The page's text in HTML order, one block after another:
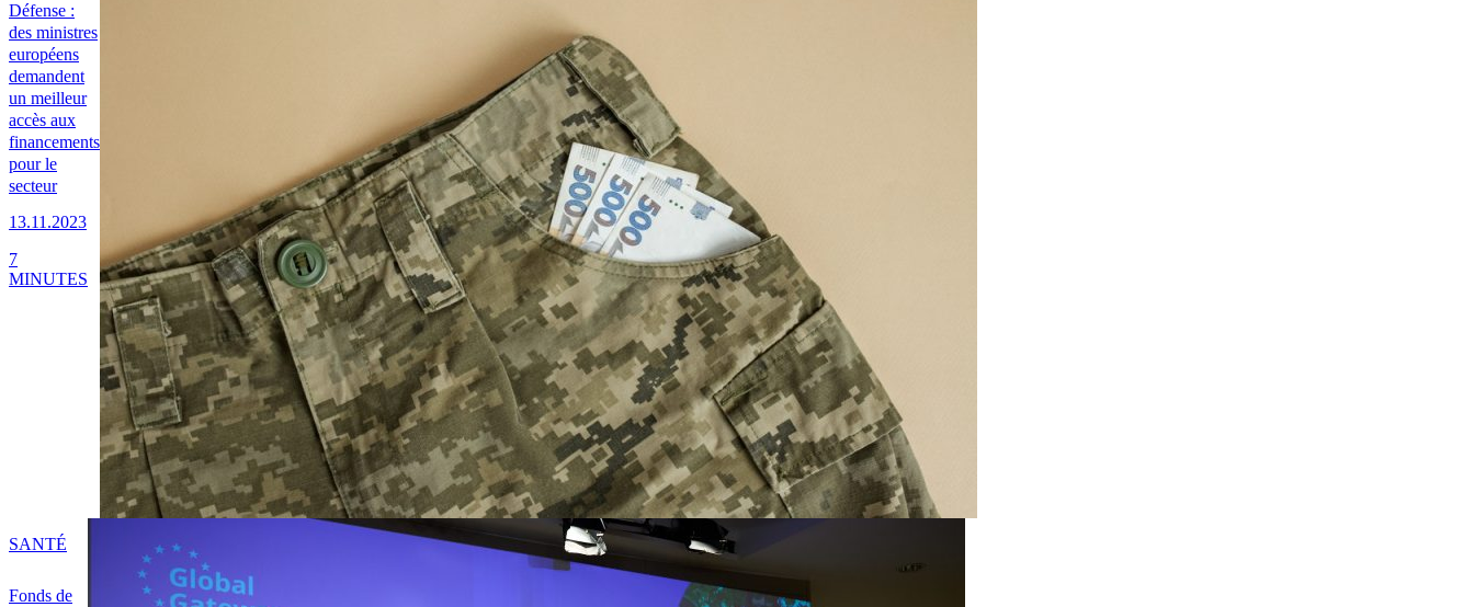
Défense :
des ministres
européens
demandent
un meilleur
accès aux
financements
pour le
secteur
13.11.2023
7
MINUTES
Fonds de
SANTÉ